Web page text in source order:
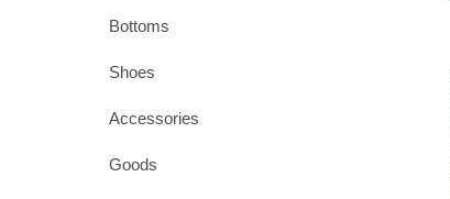
Bottoms
Shoes
Accessories
Goods